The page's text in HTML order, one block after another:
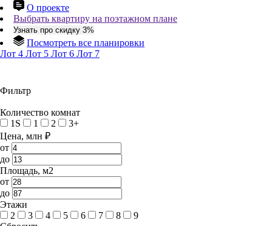
О проекте
Выбрать квартиру на поэтажном плане
Узнать про скидку 3%
Посмотреть все планировки
Лот 4 Лот 5 Лот 6 Лот 7
Фильтр
Количество комнат
1S
1 2
3+
Цена, млн ₽
от
до
Площадь, м2
от
до
Этажи
2
3 4 5 6 7 8
9